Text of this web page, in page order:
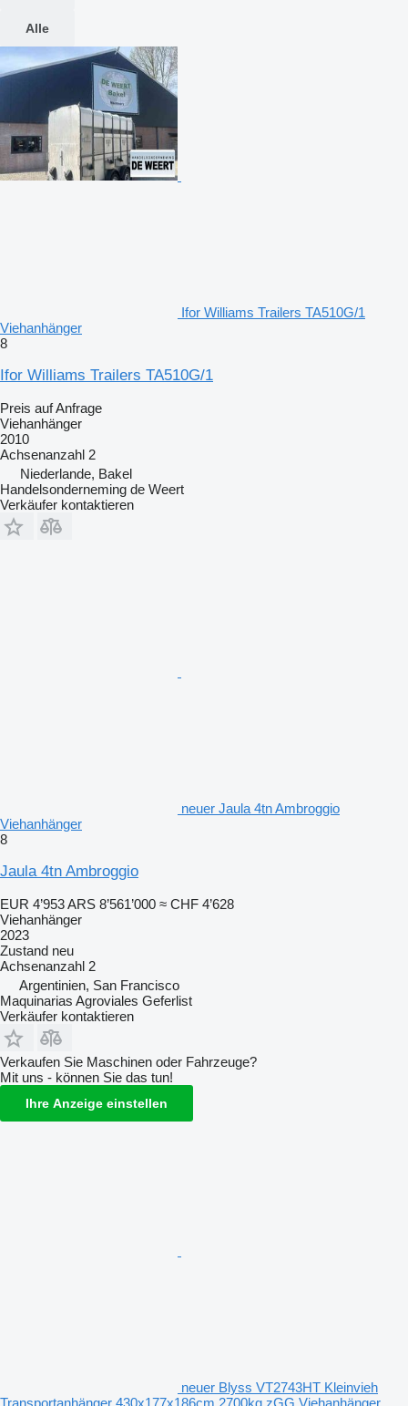
Alle
Ifor Williams Trailers TA510G/1
Viehanhänger
8
Ifor Williams Trailers TA510G/1
Preis auf Anfrage
Viehanhänger
2010
Achsenanzahl 2
Niederlande, Bakel
Handelsonderneming de Weert
Verkäufer kontaktieren
neuer Jaula 4tn Ambroggio
Viehanhänger
8
Jaula 4tn Ambroggio
EUR 4’953ARS 8’561’000 ≈ CHF 4’628
Viehanhänger
2023
Zustand neu
Achsenanzahl 2
Argentinien, San Francisco
Maquinarias Agroviales Geferlist
Verkäufer kontaktieren
Verkaufen Sie Maschinen oder Fahrzeuge?
Mit uns - können Sie das tun!
Ihre Anzeige einstellen
neuer Blyss VT2743HT Kleinvieh
Transportanhänger 430x177x186cm 2700kg zGG Viehanhänger